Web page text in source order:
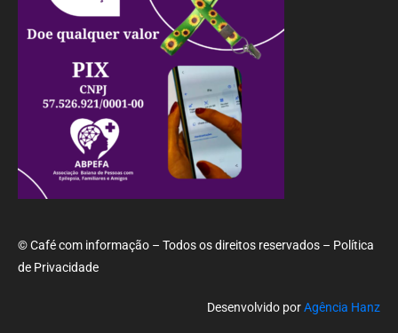
© Café com informação – Todos os direitos reservados – Política
de Privacidade
Desenvolvido porAgência Hanz